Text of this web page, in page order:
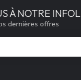
À NOTRE
dernières offres